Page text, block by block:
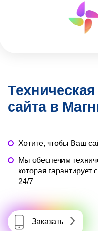
сайта в
Хотите, чтобы Ваш
Мы обеспечим
которая гарантирует
24/7
Заказать